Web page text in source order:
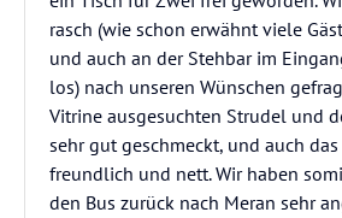
rasch (wie schon erwähnt viele
und auch an der Stehbar im
los) nach unseren Wünschen
Vitrine ausgesuchten Strudel und
sehr gut geschmeckt, und auch
freundlich und nett. Wir haben
den Bus zurück nach Meran sehr